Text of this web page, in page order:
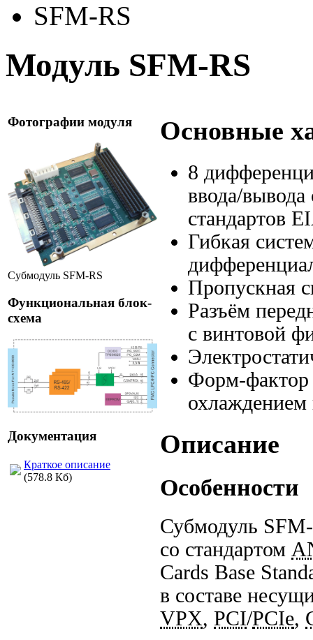
SFM-RS
Модуль SFM-RS
Фотографии модуля
Субмодуль SFM-RS
Функциональная блок-
схема
Документация
Краткое описание
(578.8 Кб)
Основные
8
ввода/
стандартов
Гибкая
Пропускная
Разъём
с винтовой
Форм-фактор
Описание
Особенности
Субмодуль
со стандартом
Cards Base
в составе
VPX, PCI/PCIe,